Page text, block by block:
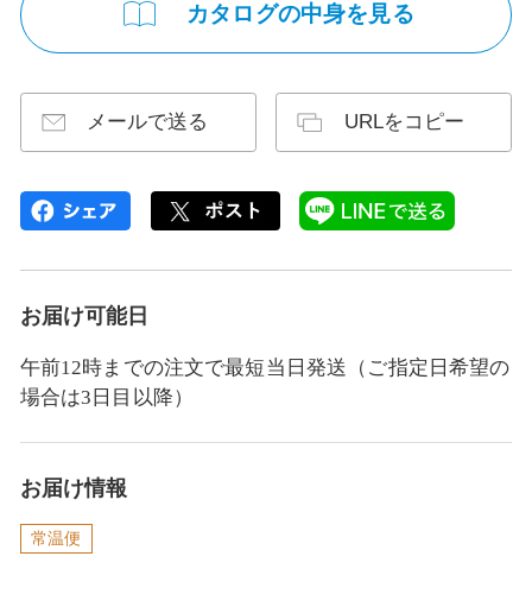
カタログの中身を見る
メールで送る URLをコピー
お届け可能日
午前12時までの注文で最短当日発送（ご指定日希望の
場合は3日目以降）
お届け情報
常温便